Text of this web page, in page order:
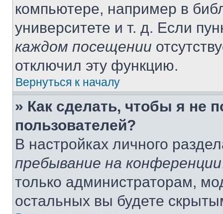
компьютере, например в
университете и т. д. Если
каждом посещении
отключил эту функцию.
Вернуться к началу
» Как сделать, чтобы я не
пользователей?
В настройках личного
пребывание на конференции
только администраторам,
остальных вы будете